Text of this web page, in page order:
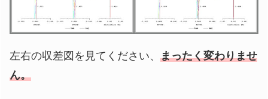
左右の収差図を見てください、 まったく変わりませ
ん。